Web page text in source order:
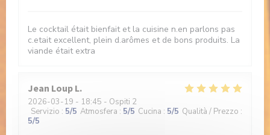
Le cocktail était bienfait et la cuisine n.en parlons pas
c.etait excellent, plein d.arômes et de bons produits. La
viande était extra
Jean Loup L
2026-03-19 - 18:45 - Ospiti 2
Servizio : 5/5 Atmosfera : 5/5 Cucina : 5/5 Qualità / Prezzo :
5/5